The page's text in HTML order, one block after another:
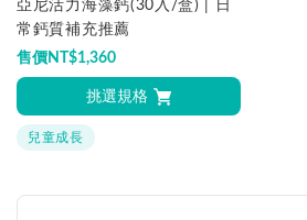
亞尼活力海藻鈣(30入/盒) | 日
常鈣質補充推薦
售價NT$1,360
挑選規格
兒童成長